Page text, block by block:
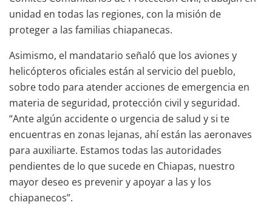
unidad en todas las regiones, con la misión de
proteger a las familias chiapanecas.
Asimismo, el mandatario señaló que los aviones y
helicópteros oficiales están al servicio del pueblo,
sobre todo para atender acciones de emergencia en
materia de seguridad, protección civil y seguridad.
“Ante algún accidente o urgencia de salud y si te
encuentras en zonas lejanas, ahí están las aeronaves
para auxiliarte. Estamos todas las autoridades
pendientes de lo que sucede en Chiapas, nuestro
mayor deseo es prevenir y apoyar a las y los
chiapanecos”.